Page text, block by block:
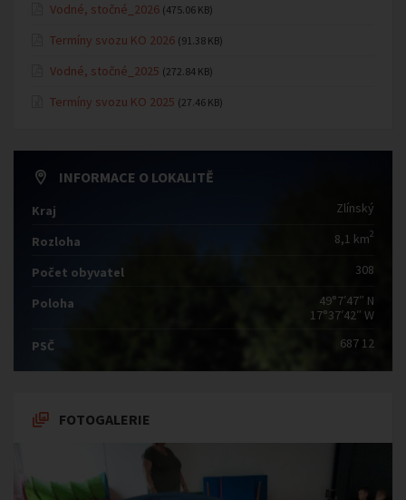
Vodné, stočné_2026 (475.06 KB)
Termíny svozu KO 2026 (91.38 KB)
Vodné, stočné_2025 (272.84 KB)
Termíny svozu KO 2025 (27.46 KB)
INFORMACE O LOKALITĚ
Kraj Zlínský
Rozloha 8,1 km2
Počet obyvatel 308
Poloha
49°7′47″ N
17°37′42″ W
PSČ
687 12
FOTOGALERIE